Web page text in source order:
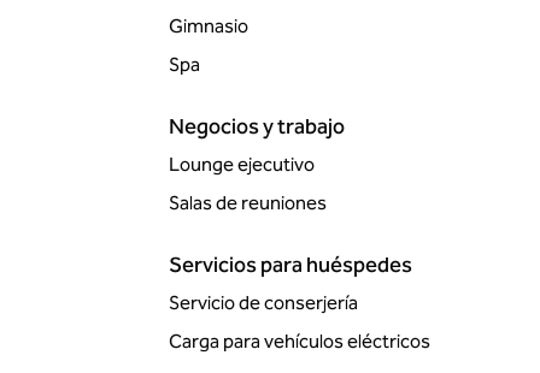
Gimnasio
Spa
Negocios y trabajo
Lounge ejecutivo
Salas de reuniones
Servicios para huéspedes
Servicio de conserjería
Carga para vehículos eléctricos